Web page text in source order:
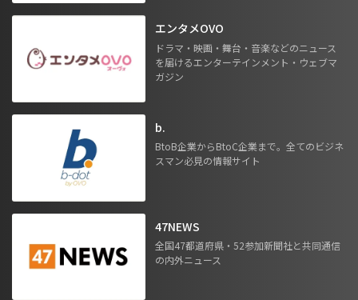
エンタメOVO
ドラマ・映画・舞台・音楽などのニュース
を届けるエンターテインメント・ウェブマ
ガジン
b.
BtoB企業からBtoC企業まで。全てのビジネ
スマン必見の情報サイト
47NEWS
全国47都道府県・52参加新聞社と共同通信
の内外ニュース